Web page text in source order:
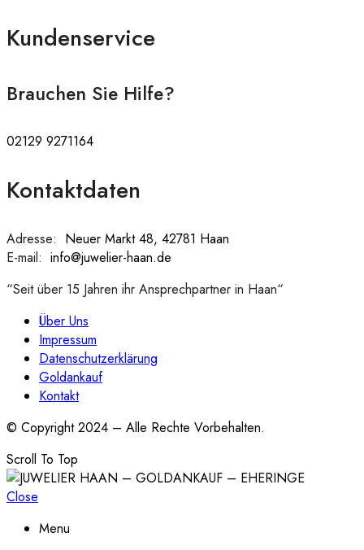
Kundenservice
Brauchen Sie Hilfe?
02129 9271164
Kontaktdaten
Adresse: Neuer Markt 48, 42781 Haan
E-mail: info@juwelier-haan.de
“Seit über 15 Jahren ihr Ansprechpartner in Haan“
Über Uns
Impressum
Datenschutzerklärung
Goldankauf
Kontakt
© Copyright 2024 – Alle Rechte Vorbehalten.
Scroll To Top
Close
Menu